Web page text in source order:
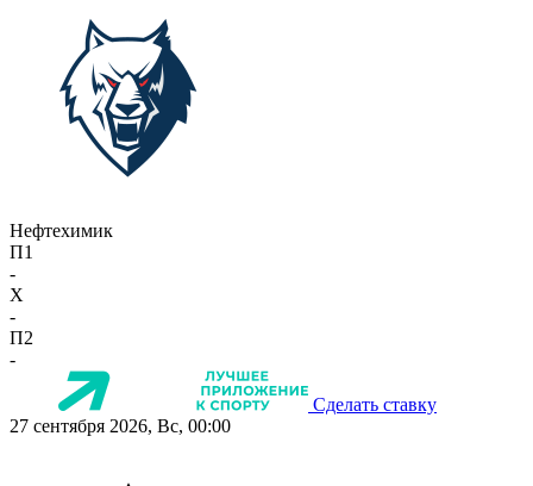
Нефтехимик
П1
-
X
-
П2
-
Сделать ставку
27 сентября 2026, Вс, 00:00